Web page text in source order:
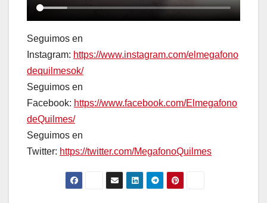
Seguimos en
Instagram: https://www.instagram.com/elmegafono
dequilmesok/
Seguimos en
Facebook: https://www.facebook.com/Elmegafono
deQuilmes/
Seguimos en
Twitter: https://twitter.com/MegafonoQuilmes